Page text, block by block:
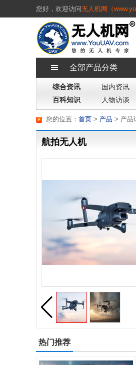
您好， 欢迎访问无人机网（
全部产品分类
综合资讯 国内资讯
百科知识
人物访谈
您的位置： 首页 > 产品 > 产品
航拍无人机
热门推荐